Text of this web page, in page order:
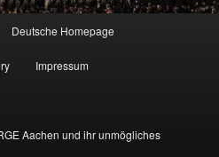
Deutsche Homepage
Impressum
Aachen und ihr unmögliches